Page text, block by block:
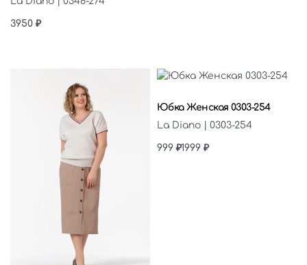
3950 ₽
Юбка Женская 0303-254
La Diano | 0303-254
999₽1999 ₽